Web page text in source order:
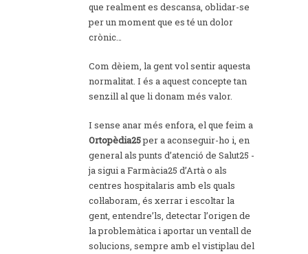
que realment es descansa, oblidar-se
per un moment que es té un dolor
crònic…
Com dèiem, la gent vol sentir aquesta
normalitat. I és a aquest concepte tan
senzill al que li donam més valor.
I sense anar més enfora, el que feim a
Ortopèdia25per a aconseguir-ho i, en
general als punts d’atenció de Salut25 -
ja sigui a Farmàcia25 d’Artà o als
centres hospitalaris amb els quals
col·laboram, és xerrar i escoltar la
gent, entendre’ls, detectar l’origen de
la problemàtica i aportar un ventall de
solucions, sempre amb el vistiplau del